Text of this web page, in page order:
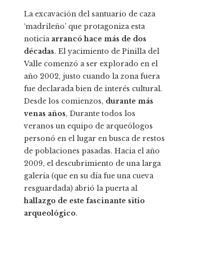
La excavación del santuario de caza
‘madrileño’ que protagoniza esta
noticia arrancó hace más de dos
décadas. El yacimiento de Pinilla del
Valle comenzó a ser explorado en el
año 2002, justo cuando la zona fuera
fue declarada bien de interés cultural.
Desde los comienzos, durante más
venas años, Durante todos los
veranos un equipo de arqueólogos
personó en el lugar en busca de restos
de poblaciones pasadas. Hacia el año
2009, el descubrimiento de una larga
galería (que en su día fue una cueva
resguardada) abrió la puerta al
hallazgo de este fascinante sitio
arqueológico.